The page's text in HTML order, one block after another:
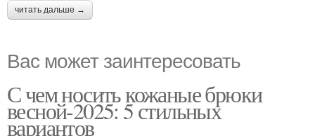
читать дальше →
Вас может заинтересовать
С чем носить кожаные брюки
весной-2025: 5 стильных
вариантов